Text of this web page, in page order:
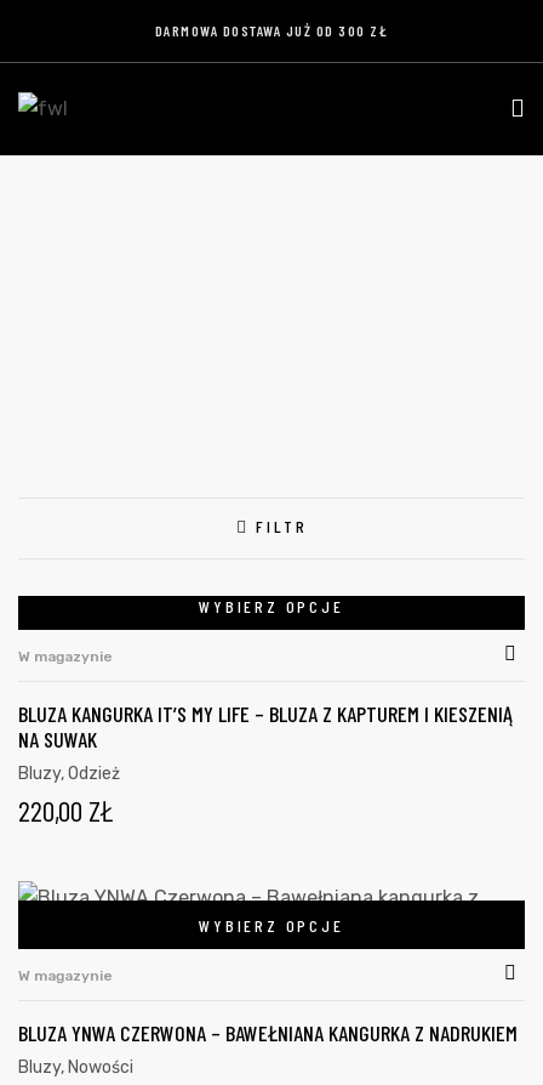
DARMOWA DOSTAWA JUŻ OD 300 ZŁ
FILTR
WYBIERZ OPCJE
W magazynie
BLUZA KANGURKA IT’S MY LIFE – BLUZA Z KAPTUREM I KIESZENIĄ
NA SUWAK
Bluzy,Odzież
220,00 ZŁ
WYBIERZ OPCJE
W magazynie
BLUZA YNWA CZERWONA – BAWEŁNIANA KANGURKA Z NADRUKIEM
Bluzy, Nowości